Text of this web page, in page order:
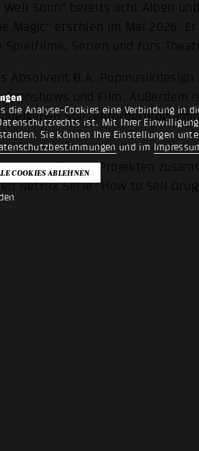
Analyse-Cookies eine Verbindung in
ist. Mit Ihrer
Sie können Ihre Einstellungen
und im
Soon" bereits acht Alben und
Magic“ erschien im Mai 2026.
Serien und fürs
Absolvent B.A.
und Film. Außerdem
an mehreren Projekten
Netflix Serie "How to Sell